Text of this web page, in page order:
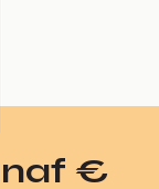
€